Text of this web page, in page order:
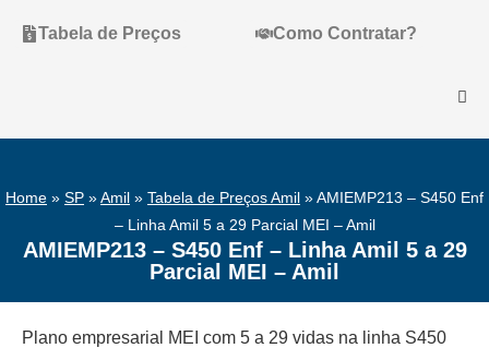
Tabela de Preços Como Contratar?
Home » SP » Amil » Tabela de Preços Amil » AMIEMP213 – S450 Enf
– Linha Amil 5 a 29 Parcial MEI – Amil
AMIEMP213 – S450 Enf – Linha Amil 5 a 29
Parcial MEI – Amil
Plano empresarial MEI com 5 a 29 vidas na linha S450